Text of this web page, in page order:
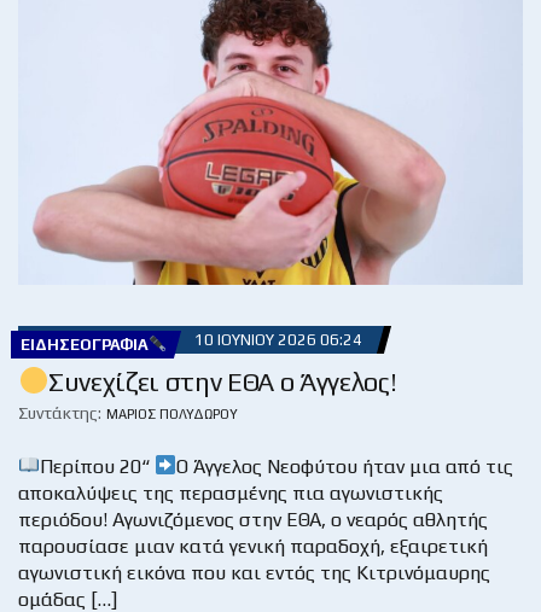
ΕΙΔΗΣΕΟΓΡΑΦΊΑ 10 ΙΟΥΝΊΟΥ 2026 06:24
Συνεχίζει στην ΕΘΑ ο Άγγελος!
Συντάκτης: ΜΆΡΙΟΣ ΠΟΛΥΔΏΡΟΥ
Περίπου 20“
Ο Άγγελος Νεοφύτου ήταν μια από τις
αποκαλύψεις της περασμένης πια αγωνιστικής
περιόδου! Αγωνιζόμενος στην ΕΘΑ, ο νεαρός αθλητής
παρουσίασε μιαν κατά γενική παραδοχή, εξαιρετική
αγωνιστική εικόνα που και εντός της Κιτρινόμαυρης
ομάδας […]